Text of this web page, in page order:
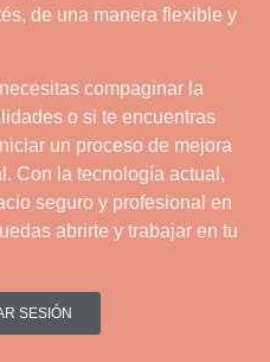
de una manera flexible y
compaginar la
o si te encuentras
un proceso de mejora
Con la tecnología actual,
seguro y profesional en
abrirte y trabajar en tu
SESIÓN